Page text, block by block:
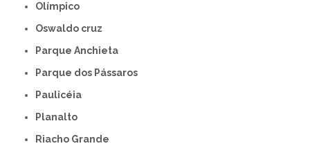
Olímpico
Oswaldo cruz
Parque Anchieta
Parque dos Pássaros
Paulicéia
Planalto
Riacho Grande